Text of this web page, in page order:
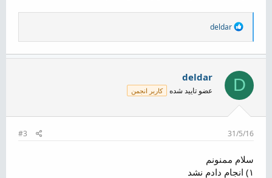
R
a
c
i
n
:
deldar
D
deldar
عضو تایید شده کاربر انجمن
31/5/16
#3
سلام ممنونم
۱) انجام دادم نشد